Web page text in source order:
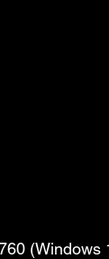
(Windows